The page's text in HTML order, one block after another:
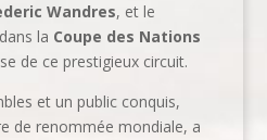
Wandres, et le
la Coupe des Nations
de ce prestigieux circuit.
et un public conquis,
de renommée mondiale, a